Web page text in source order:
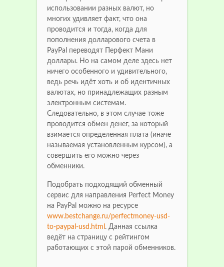
использовании разных валют, но
многих удивляет факт, что она
проводится и тогда, когда для
пополнения долларового счета в
PayPal переводят Перфект Мани
доллары. Но на самом деле здесь нет
ничего особенного и удивительного,
ведь речь идёт хоть и об идентичных
валютах, но принадлежащих разным
электронным системам.
Следовательно, в этом случае тоже
проводится обмен денег, за который
взимается определенная плата (иначе
называемая установленным курсом), а
совершить его можно через
обменники.
Подобрать подходящий обменный
сервис для направления Perfect Money
на PayPal можно на ресурсе
www.bestchange.ru/perfectmoney-usd-
to-paypal-usd.html . Данная ссылка
ведёт на страницу с рейтингом
работающих с этой парой обменников.